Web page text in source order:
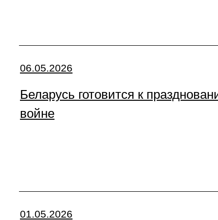
06.05.2026
Беларусь готовится к
войне
01.05.2026